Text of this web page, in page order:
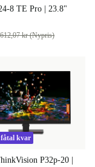
8 TE Pro | 23.8"
kr (Nypris)
kvar
P32p-20 |